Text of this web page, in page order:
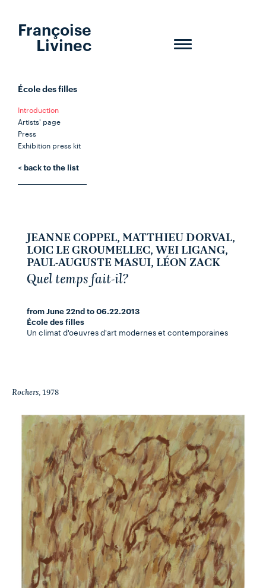
Toggle
Françoise
Livinec
École des filles
Introduction
Artists' page
Press
Exhibition press kit
< back to the list
JEANNE COPPEL, MATTHIEU DORVAL,
LOIC LE GROUMELLEC, WEI LIGANG,
PAUL-AUGUSTE MASUI, LÉON ZACK
Quel temps fait-il?
from June 22nd to 06.22.2013
École des filles
Un climat d'oeuvres d'art modernes et contemporaines
Rochers, 1978